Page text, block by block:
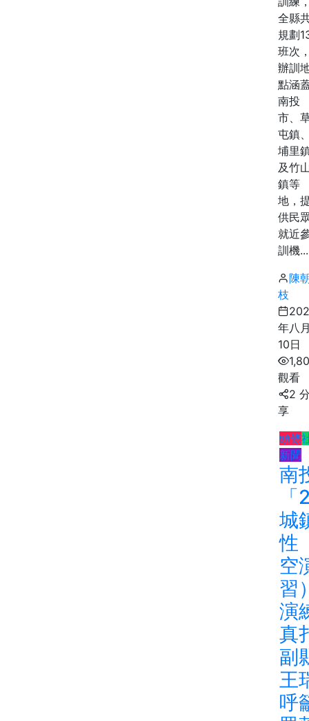
全縣
規劃
班次
辦訓
點涵
南投
市、
屯鎮
埔里
及竹
鎮等
地，
供民
就近
訓機...
陳
枝
年八
10日
觀看
2
享
頭條
新聞
南
城
性
空
習
演
真
副
王
呼